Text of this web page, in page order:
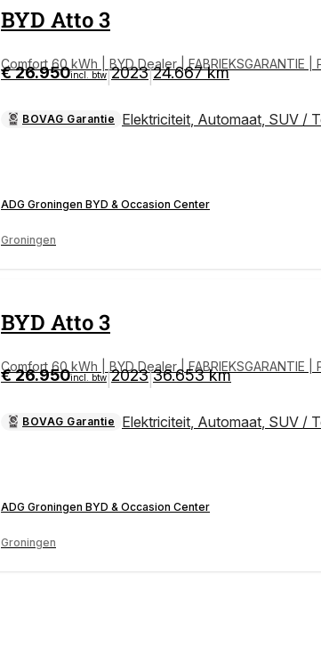
BYD Atto 3
Comfort 60 kWh | BYD Dealer | FABRIEKSGARANTIE |
ELVERWARMING
€ 26.950incl. btw|2023|24.667 km
BOVAG Garantie Elektriciteit Automaat SUV /
ADG Groningen BYD & Occasion Center
Groningen
BYD Atto 3
Comfort 60 kWh | BYD Dealer | FABRIEKSGARANTIE |
ELVERWARMING
€ 26.950incl. btw|2023|36.653 km
BOVAG Garantie Elektriciteit Automaat SUV /
ADG Groningen BYD & Occasion Center
Groningen